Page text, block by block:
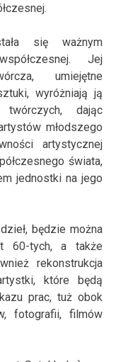
się ważnym
Jej
umiejętne
wyróżniają ją
dając
młodszego
artystycznej
świata,
jednostki na jego
będzie można
60-tych, a także
rekonstrukcja
które będą
prac, tuż obok
fotografii, filmów